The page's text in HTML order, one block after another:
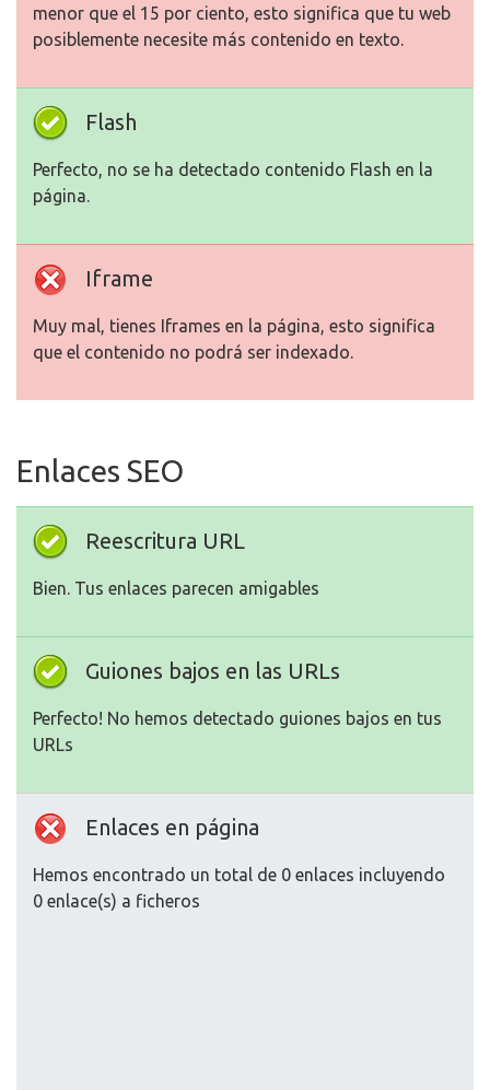
menor que el 15 por ciento, esto significa que tu web
posiblemente necesite más contenido en texto.
Flash
Perfecto, no se ha detectado contenido Flash en la
página.
Iframe
Muy mal, tienes Iframes en la página, esto significa
que el contenido no podrá ser indexado.
Enlaces SEO
Reescritura URL
Bien. Tus enlaces parecen amigables
Guiones bajos en las URLs
Perfecto! No hemos detectado guiones bajos en tus
URLs
Enlaces en página
Hemos encontrado un total de 0 enlaces incluyendo
0 enlace(s) a ficheros